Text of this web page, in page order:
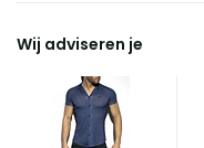
Wij adviseren je